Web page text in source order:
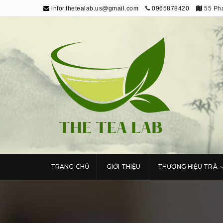
infor.thetealab.us@gmail.com 0965878420 55
The Tea Lab
Trang Thông Tin Về Trà
TRANG CHỦ GIỚI THIỆU THƯƠNG HIỆU TRÀ